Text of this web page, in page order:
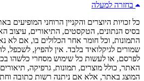
בחזרה למעלה
כל זכויות היוצרים והקניין הרוחני המופיעים
בסיס הנתונים, הטקסטים, התיאורים, עיצוב
התמונות, וכל חומר אחר הכלולים בו, אם לא
שמורים לגיקלואיד בלבד. אין להפיץ, לשכפל,
לפרסם, או לעשות כל שימוש מסחרי כלשהו
האתר, כולל מוצרים, תמונות, גרפיקה,
המוצג באתר, אלא אם ניתנה רשות כתובה